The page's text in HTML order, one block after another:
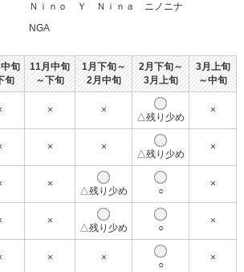
Ｎｉｎｏ Ｙ Ｎｉｎａ ニノニナ
NGA
旬
旬
11月中旬
～下旬
1月下旬～
2月中旬
2月下旬～
3月上旬
3月上旬
～中旬
× ×
△残り少め
×
× ×
△残り少め
×
×
△残り少め ○
×
×
△残り少め ○
×
× ×
○
×